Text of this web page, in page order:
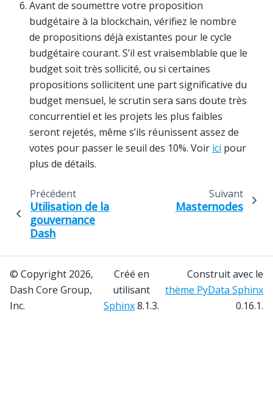
Avant de soumettre votre proposition
budgétaire à la blockchain, vérifiez le nombre
de propositions déjà existantes pour le cycle
budgétaire courant. S’il est vraisemblable que le
budget soit très sollicité, ou si certaines
propositions sollicitent une part significative du
budget mensuel, le scrutin sera sans doute très
concurrentiel et les projets les plus faibles
seront rejetés, même s’ils réunissent assez de
votes pour passer le seuil des 10%. Voir ici pour
plus de détails.
Précédent
Utilisation de la
gouvernance
Dash
Suivant
Masternodes
© Copyright 2026,
Dash Core Group,
Inc.
Créé en
utilisant
Sphinx8.1.3.
Construit avec le
thème PyData Sphinx
0.16.1.